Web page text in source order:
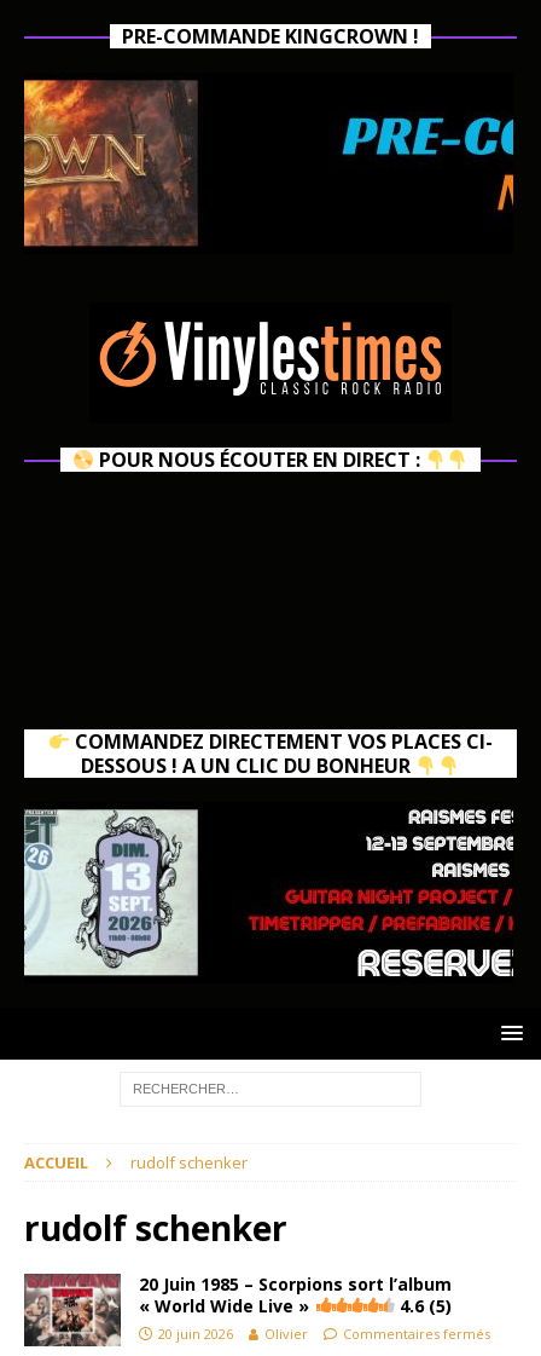
PRE-COMMANDE KINGCROWN !
POUR NOUS ÉCOUTER EN DIRECT :
COMMANDEZ DIRECTEMENT VOS PLACES CI-
DESSOUS ! A UN CLIC DU BONHEUR
ACCUEIL rudolf schenker
rudolf schenker
20 Juin 1985 – Scorpions sort l’album
« World Wide Live »
4.6 (5)
20 juin 2026 Olivier Commentaires fermés